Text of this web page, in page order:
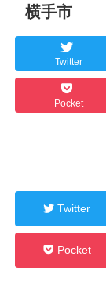
横手市
Twitter
Pocket
Twitter
Pocket